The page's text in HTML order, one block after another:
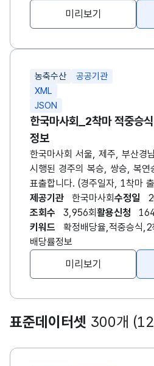
1두를 적중시키는 방식입니다.
들어올 말 1두를 적중시키는
적중시키는 방식입니다. - 복승
방식입니다. - 쌍승식 : 1등과 2
2두를 순서대로 적중시키는 방
1등, 2등 및 3등으로 들어올 말
적중시키는 방식입니다. - 삼쌍
3등으로 들어올 말 3두를 순서대
방식입니다. ※ 영천경마 시행
경마장번호(meet)에 4를 입력시
조회할 수 있습니다.
미리보기
농축수산
공공기관
XML
JSON
한국마사회_2착마 적중승
정보
한국마사회 서울, 제주, 부산경
시행된 경주의 복승, 쌍승, 복연
표출합니다. (경주일자, 1착마
등) - 요청 메시지중 경주일, 경
입력하지 않았을경우 경주일 기
정보가 표출됩니다. ※ 경마용
1등으로 도착할 말 1두를 적중
연승식 : 1~3등 안에 들어올 말
방식입니다. - 복연승식 : 1~3
1등과 2등으로 들어올 말 2두
적중시키는 방식입니다. - 쌍승
들어올 말 2두를 순서대로 적중
제공기관 한국마사회 수정일
조회수
3,956회 활용신청
키워드
확정배당율,적중승식
배당률정보
미리보기
표준데이터셋 300개